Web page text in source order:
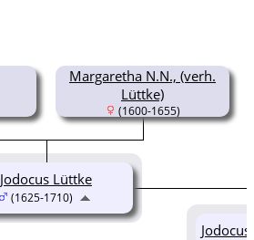
Margaretha N.N., (verh.
Lüttke)
(1600-1655)
Jodocus Lüttke
(1625-1710)